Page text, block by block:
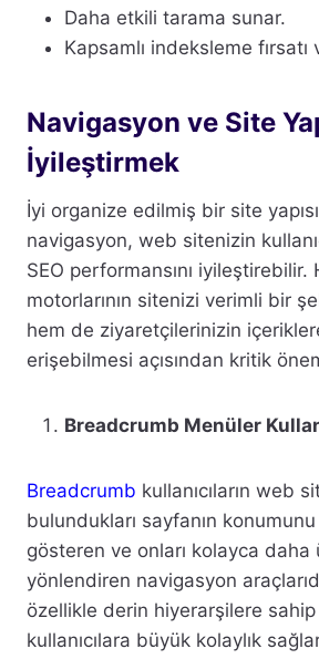
Daha etkili tarama sunar.
Kapsamlı indeksleme fırsatı
Navigasyon ve Site
İyileştirmek
İyi organize edilmiş bir site
navigasyon, web sitenizin
SEO performansını iyileştirebilir.
motorlarının sitenizi verimli bir
hem de ziyaretçilerinizin
erişebilmesi açısından kritik
Breadcrumb Menüler
Breadcrumb kullanıcıların web
bulundukları sayfanın
gösteren ve onları kolayca daha
yönlendiren navigasyon
özellikle derin hiyerarşilere
kullanıcılara büyük kolaylık